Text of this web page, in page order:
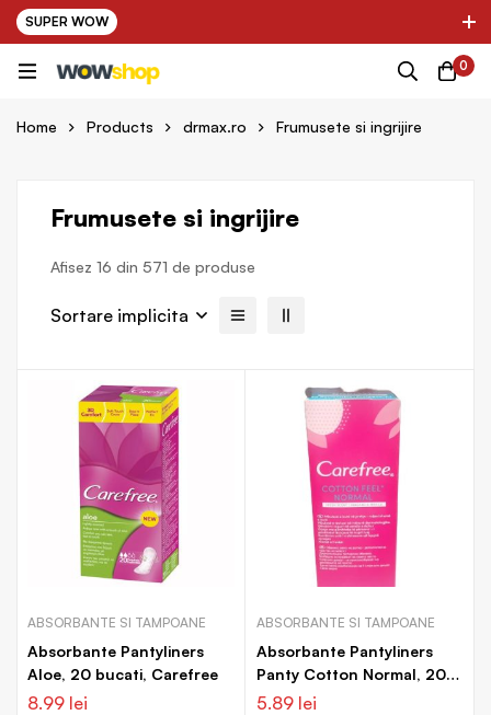
SUPER WOW
✌ Nou! Ultimii parteneri adaugati in platforma:
Farma ✌
0
Home Products drmax.ro Frumusete si ingrijire
Frumusete si ingrijire
Afisez 16 din 571 de produse
Sortare implicita
ABSORBANTE SI TAMPOANE
Absorbante Pantyliners
Aloe, 20 bucati, Carefree
8.99 lei
ABSORBANTE SI TAMPOANE
Absorbante Pantyliners
Panty Cotton Normal, 20
bucati, Carefree
5.89 lei